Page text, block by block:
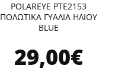
POLAREYE PTE2153
ΠΟΛΩΤΙΚΑ ΓΥΑΛΙΑ ΗΛΙΟΥ
BLUE
29,00€